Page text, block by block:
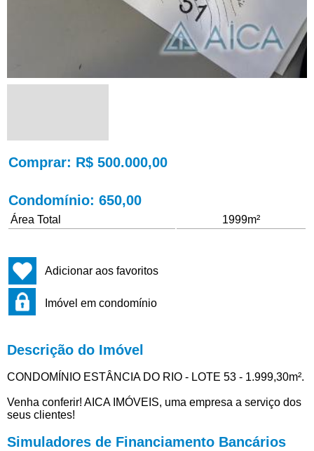
Comprar: R$ 500.000,00
Condomínio: 650,00
Área Total 1999m²
Adicionar aos favoritos
Imóvel em condomínio
Descrição do Imóvel
CONDOMÍNIO ESTÂNCIA DO RIO - LOTE 53 - 1.999,30m².
Venha conferir! AICA IMÓVEIS, uma empresa a serviço dos
seus clientes!
Simuladores de Financiamento Bancários